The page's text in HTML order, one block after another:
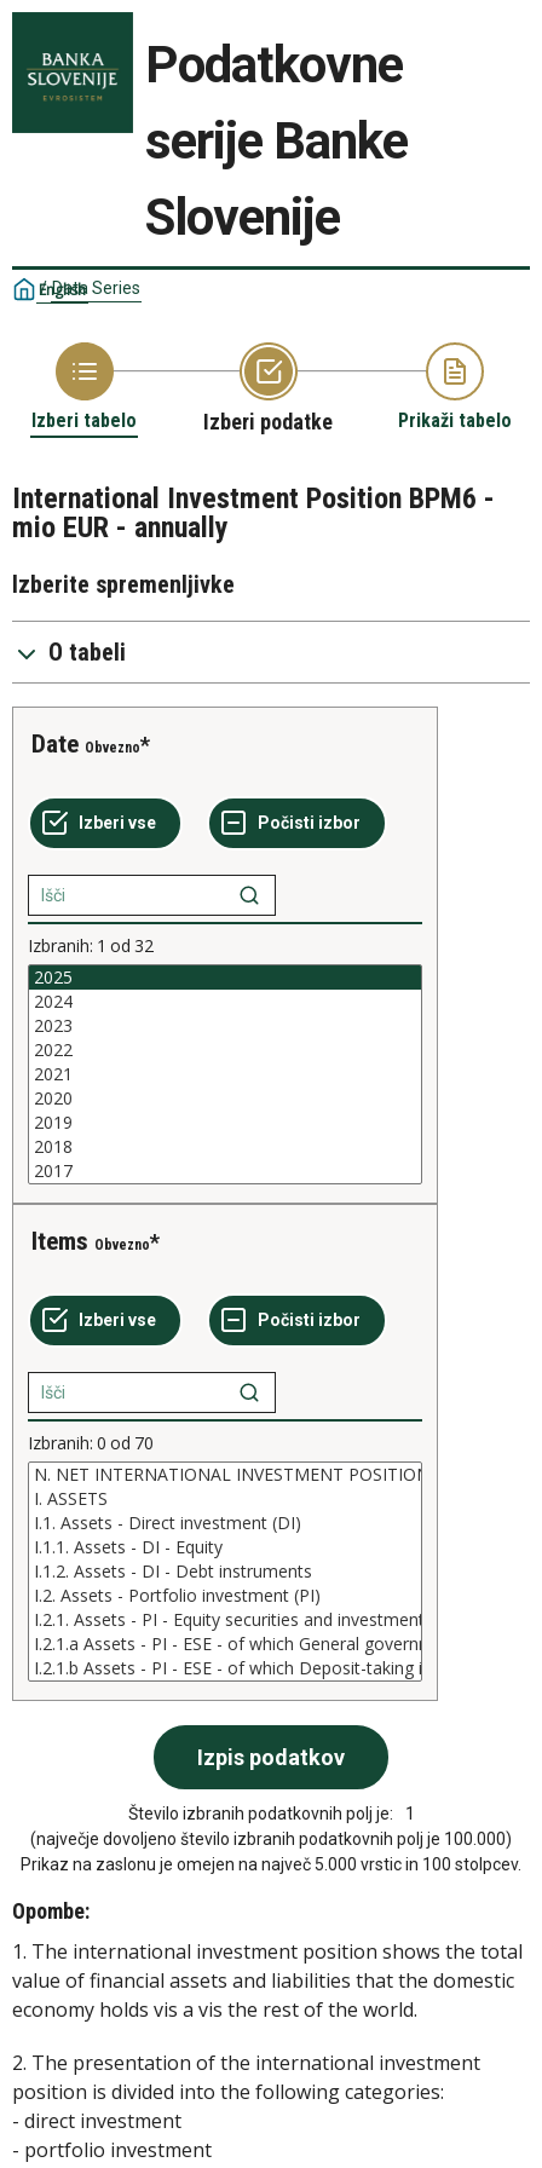
Podatkovne
serije Banke
Slovenije
English
/ Data Series
Izberi tabelo Izberi podatke Prikaži tabelo
International Investment Position BPM6 -
mio EUR - annually
Izberite spremenljivke
O tabeli
Date Obvezno
Izbranih: 1 od 32
Items Obvezno
Izbranih: 0 od 70
Število izbranih podatkovnih polj je:
1
(največje dovoljeno število izbranih podatkovnih polj je 100.000)
Prikaz na zaslonu je omejen na največ 5.000 vrstic in 100 stolpcev.
Opombe:
1. The international investment position shows the total
value of financial assets and liabilities that the domestic
economy holds vis a vis the rest of the world.
2. The presentation of the international investment
position is divided into the following categories:
- direct investment
- portfolio investment